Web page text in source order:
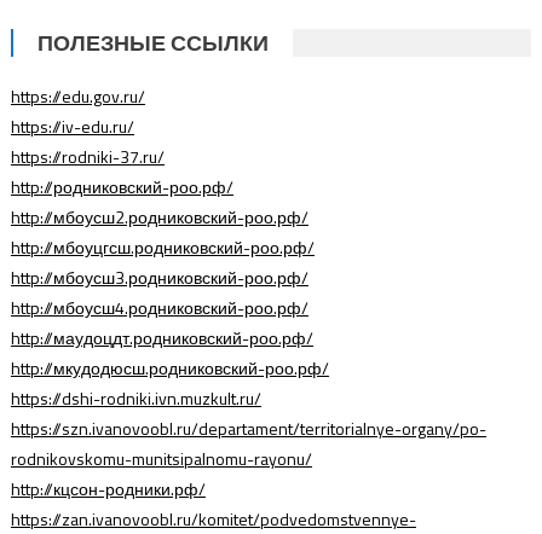
ПОЛЕЗНЫЕ ССЫЛКИ
https://edu.gov.ru/
https://iv-edu.ru/
https://rodniki-37.ru/
http://родниковский-роо.рф/
http://мбоусш2.родниковский-роо.рф/
http://мбоуцгсш.родниковский-роо.рф/
http://мбоусш3.родниковский-роо.рф/
http://мбоусш4.родниковский-роо.рф/
http://маудоцдт.родниковский-роо.рф/
http://мкудодюсш.родниковский-роо.рф/
https://dshi-rodniki.ivn.muzkult.ru/
https://szn.ivanovoobl.ru/departament/territorialnye-organy/po-
rodnikovskomu-munitsipalnomu-rayonu/
http://кцсон-родники.рф/
https://zan.ivanovoobl.ru/komitet/podvedomstvennye-